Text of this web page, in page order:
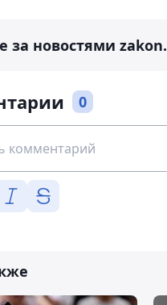
за новостями
0